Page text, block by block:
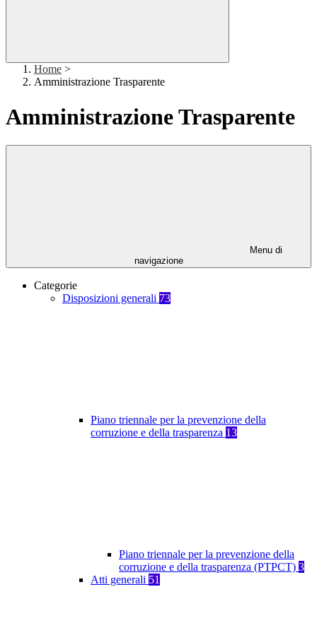
Home >
Amministrazione Trasparente
Amministrazione Trasparente
Menu di
navigazione
Categorie
Disposizioni generali 73
Piano triennale per la prevenzione della
corruzione e della trasparenza 13
Piano triennale per la prevenzione della
corruzione e della trasparenza (PTPCT) 3
Atti generali 51